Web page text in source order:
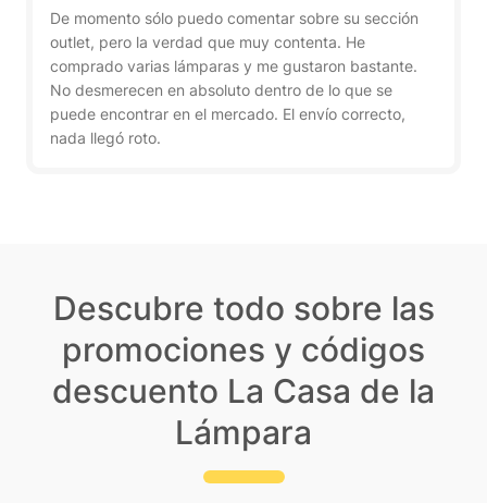
De momento sólo puedo comentar sobre su sección
outlet, pero la verdad que muy contenta. He
comprado varias lámparas y me gustaron bastante.
No desmerecen en absoluto dentro de lo que se
puede encontrar en el mercado. El envío correcto,
nada llegó roto.
Descubre todo sobre las
promociones y códigos
descuento La Casa de la
Lámpara